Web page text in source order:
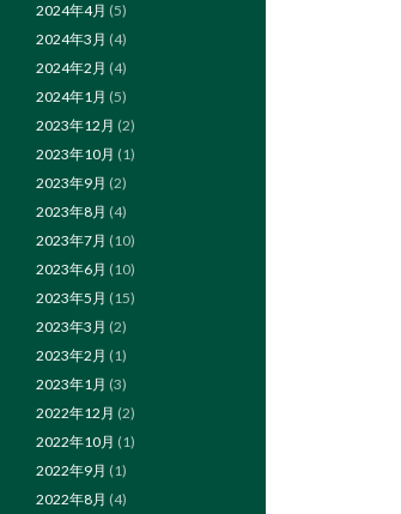
2024年4月 (5)
2024年3月 (4)
2024年2月 (4)
2024年1月 (5)
2023年12月 (2)
2023年10月 (1)
2023年9月 (2)
2023年8月 (4)
2023年7月 (10)
2023年6月 (10)
2023年5月 (15)
2023年3月 (2)
2023年2月 (1)
2023年1月 (3)
2022年12月 (2)
2022年10月 (1)
2022年9月 (1)
2022年8月 (4)